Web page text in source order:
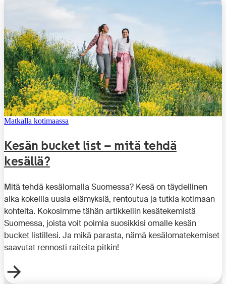
Matkalla kotimaassa
Kesän bucket list – mitä tehdä
kesällä?
Mitä tehdä kesälomalla Suomessa? Kesä on täydellinen
aika kokeilla uusia elämyksiä, rentoutua ja tutkia kotimaan
kohteita. Kokosimme tähän artikkeliin kesätekemistä
Suomessa, joista voit poimia suosikkisi omalle kesän
bucket listillesi. Ja mikä parasta, nämä kesälomatekemiset
saavutat rennosti raiteita pitkin!